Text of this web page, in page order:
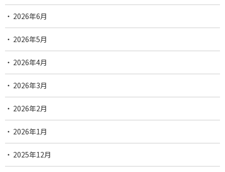
2026年6月
2026年5月
2026年4月
2026年3月
2026年2月
2026年1月
2025年12月